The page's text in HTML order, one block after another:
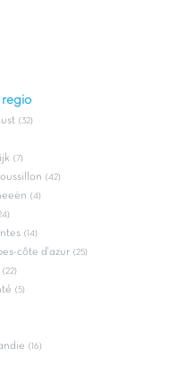
(32)
(7)
(42)
(4)
(14)
côte d'azur (25)
(22)
(5)
(16)